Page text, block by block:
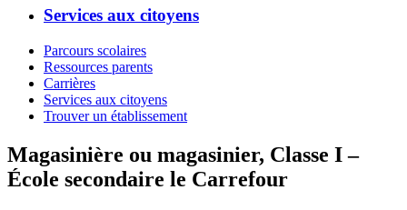
Services aux citoyens
Parcours scolaires
Ressources parents
Carrières
Services aux citoyens
Trouver un établissement
Magasinière ou magasinier, Classe I –
École secondaire le Carrefour